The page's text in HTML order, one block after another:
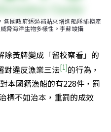
各國政府透過補貼來增進船隊捕撈產
脅海洋生物多樣性。李蘇竣攝
黃牌變成「留校察看」的
對違反漁業三法[1]的行為，
本國籍漁船的有228件，罰
標不如治本，重罰的成效